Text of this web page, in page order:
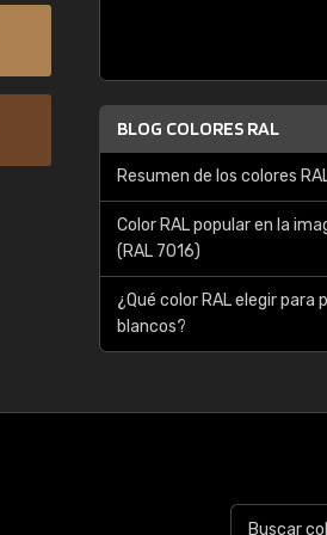
BLOG COLORES RAL
Resumen de los colores
Color RAL popular en la
(RAL 7016)
¿Qué color RAL elegir para
blancos?